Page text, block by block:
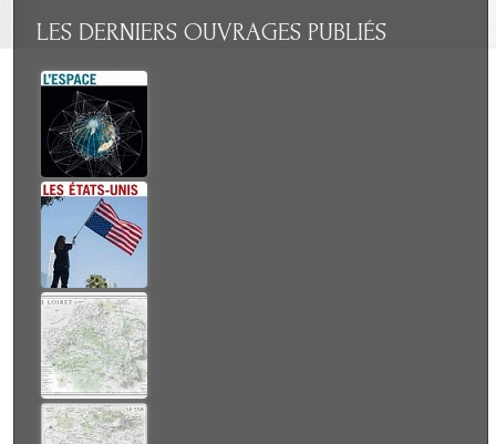
LES DERNIERS OUVRAGES PUBLIÉS